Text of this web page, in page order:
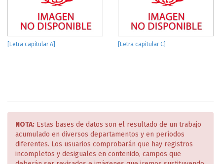
[Letra capitular A] [Letra capitular C]
NOTA: Estas bases de datos son el resultado de un trabajo
acumulado en diversos departamentos y en períodos
diferentes. Los usuarios comprobarán que hay registros
incompletos y desiguales en contenido, campos que